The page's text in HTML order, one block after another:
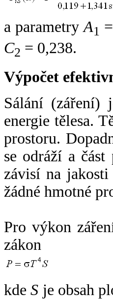
a parametryA1
C2 = 0,238.
Výpočet
Sálání (záření)
energie tělesa.
prostoru.
se odráží a část
závisí na
žádné hmotné
Pro výkon
zákon
kdeS je obsah